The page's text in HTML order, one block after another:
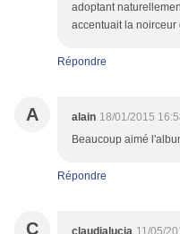
adoptant
accentuait la noirceur
Répondre
A alain 18/01/2015
Beaucoup aimé
Répondre
C